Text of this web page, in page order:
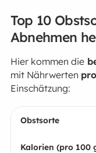
Top 10
Abnehmen
Hier kommen die
mit Nährwerten
Einschätzung: